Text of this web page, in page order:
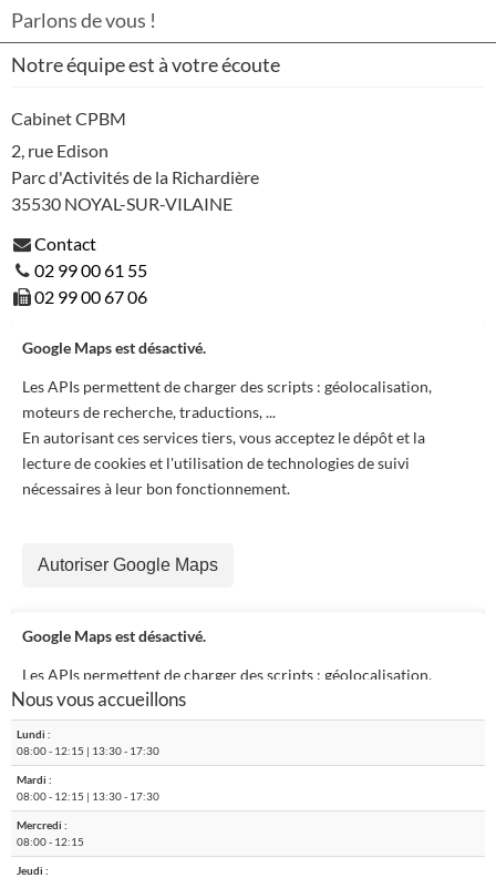
Parlons de vous !
Notre équipe est à votre écoute
Cabinet CPBM
2, rue Edison
Parc d'Activités de la Richardière
35530 NOYAL-SUR-VILAINE
Contact
02 99 00 61 55
02 99 00 67 06
Google Maps est désactivé.
Les APIs permettent de charger des scripts : géolocalisation,
moteurs de recherche, traductions, ...
En autorisant ces services tiers, vous acceptez le dépôt et la
lecture de cookies et l'utilisation de technologies de suivi
nécessaires à leur bon fonctionnement.
Autoriser Google Maps
Google Maps est désactivé.
Les APIs permettent de charger des scripts : géolocalisation,
moteurs de recherche, traductions, ...
En autorisant ces services tiers, vous acceptez le dépôt et la
lecture de cookies et l'utilisation de technologies de suivi
nécessaires à leur bon fonctionnement.
Autoriser Google Maps
Nous vous accueillons
Lundi :
08:00- 12:15 | 13:30- 17:30
Mardi :
08:00- 12:15 | 13:30- 17:30
Mercredi :
08:00- 12:15
Jeudi :